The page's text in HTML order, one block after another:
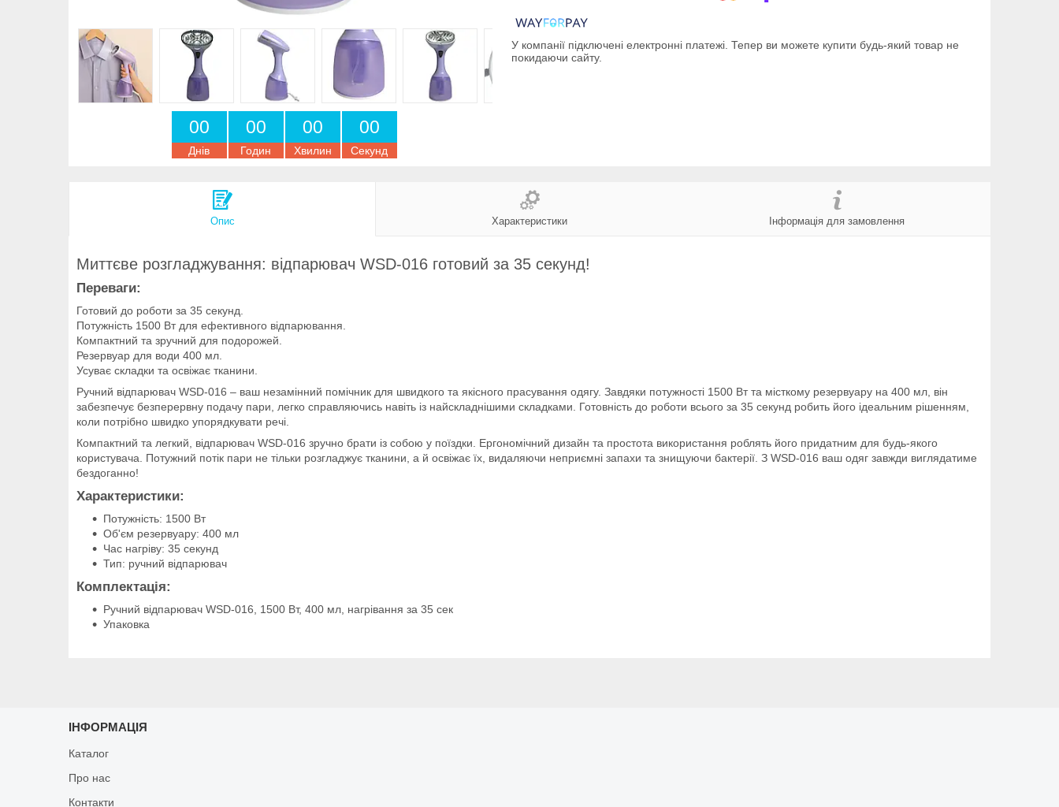
00
Днів
00
Годин
00
Хвилин
00
Секунд
У компанії підключені електронні платежі. Тепер ви можете купити будь-який товар не
покидаючи сайту.
Опис Характеристики Інформація для замовлення
Миттєве розгладжування: відпарювач WSD-016 готовий за 35 секунд!
Переваги:
Готовий до роботи за 35 секунд.
Потужність 1500 Вт для ефективного відпарювання.
Компактний та зручний для подорожей.
Резервуар для води 400 мл.
Усуває складки та освіжає тканини.
Ручний відпарювач WSD-016 – ваш незамінний помічник для швидкого та якісного прасування одягу. Завдяки потужності 1500 Вт та місткому резервуару на 400 мл, він
забезпечує безперервну подачу пари, легко справляючись навіть із найскладнішими складками. Готовність до роботи всього за 35 секунд робить його ідеальним рішенням,
коли потрібно швидко упорядкувати речі.
Компактний та легкий, відпарювач WSD-016 зручно брати із собою у поїздки. Ергономічний дизайн та простота використання роблять його придатним для будь-якого
користувача. Потужний потік пари не тільки розгладжує тканини, а й освіжає їх, видаляючи неприємні запахи та знищуючи бактерії. З WSD-016 ваш одяг завжди виглядатиме
бездоганно!
Характеристики:
Потужність: 1500 Вт
Об'єм резервуару: 400 мл
Час нагріву: 35 секунд
Тип: ручний відпарювач
Комплектація:
Ручний відпарювач WSD-016, 1500 Вт, 400 мл, нагрівання за 35 сек
Упаковка
ІНФОРМАЦІЯ
Каталог
Про нас
Контакти